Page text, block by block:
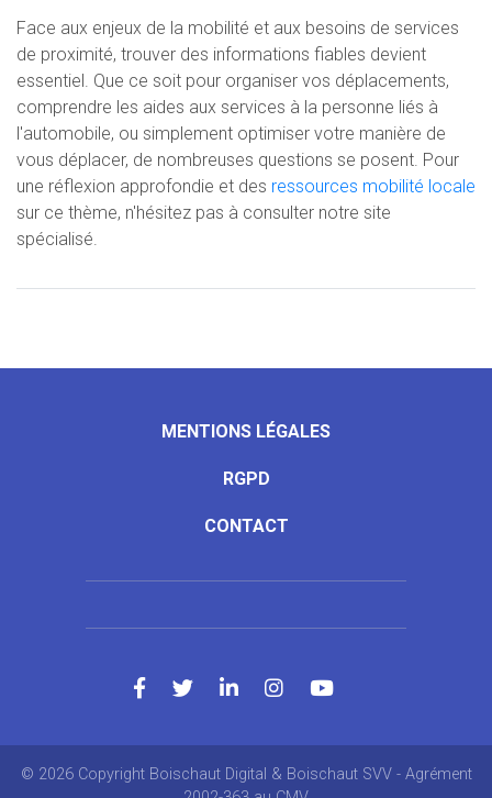
Face aux enjeux de la mobilité et aux besoins de services
de proximité, trouver des informations fiables devient
essentiel. Que ce soit pour organiser vos déplacements,
comprendre les aides aux services à la personne liés à
l'automobile, ou simplement optimiser votre manière de
vous déplacer, de nombreuses questions se posent. Pour
une réflexion approfondie et des ressources mobilité locale
sur ce thème, n'hésitez pas à consulter notre site
spécialisé.
MENTIONS LÉGALES
RGPD
CONTACT
© 2026 Copyright Boischaut Digital & Boischaut SVV - Agrément